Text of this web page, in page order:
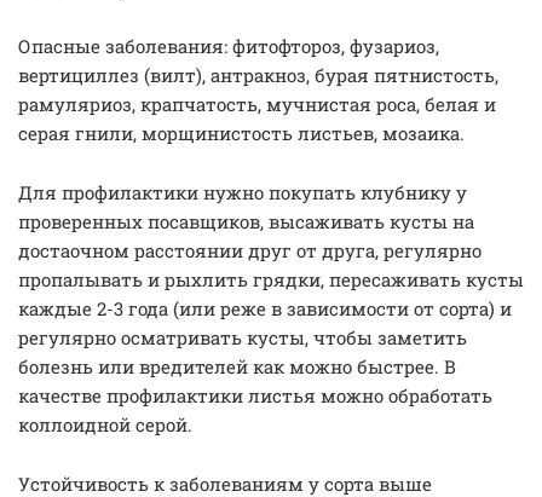
Опасные заболевания: фитофтороз, фузариоз,
вертициллез (вилт), антракноз, бурая пятнистость,
рамуляриоз, крапчатость, мучнистая роса, белая и
серая гнили, морщинистость листьев, мозаика.
Для профилактики нужно покупать клубнику у
проверенных посавщиков, высаживать кусты на
достаочном расстоянии друг от друга, регулярно
пропалывать и рыхлить грядки, пересаживать кусты
каждые 2-3 года (или реже в зависимости от сорта) и
регулярно осматривать кусты, чтобы заметить
болезнь или вредителей как можно быстрее. В
качестве профилактики листья можно обработать
коллоидной серой.
Устойчивость к заболеваниям у сорта выше